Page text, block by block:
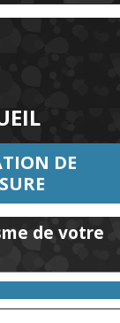
DE
de votre